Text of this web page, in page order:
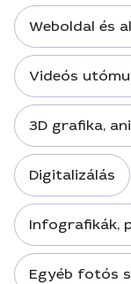
Weboldal és
Videós
3D grafika,
Digitalizálás
Infografikák,
Egyéb fotós